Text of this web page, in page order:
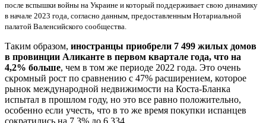
после вспышки войны на Украине и который поддерживает свою динамику
в начале 2023 года, согласно данным, предоставленным Нотариальной
палатой Валенсийского сообщества.
Таким образом, иностранцы приобрели 7 499 жилых домов
в провинции Аликанте в первом квартале года, что на
4,2% больше, чем в том же периоде 2022 года. Это очень
скромный рост по сравнению с 47% расширением, которое
рынок международной недвижимости на Коста-Бланка
испытал в прошлом году, но это все равно положительно,
особенно если учесть, что в то же время покупки испанцев
сократились на 7,3% до 6 334.